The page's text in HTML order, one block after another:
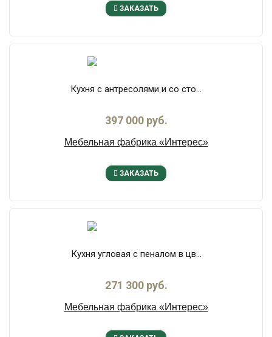
ЗАКАЗАТЬ
Кухня с антресолями и со сто...
397 000 руб.
Мебельная фабрика «Интерес»
ЗАКАЗАТЬ
Кухня угловая с пеналом в цв...
271 300 руб.
Мебельная фабрика «Интерес»